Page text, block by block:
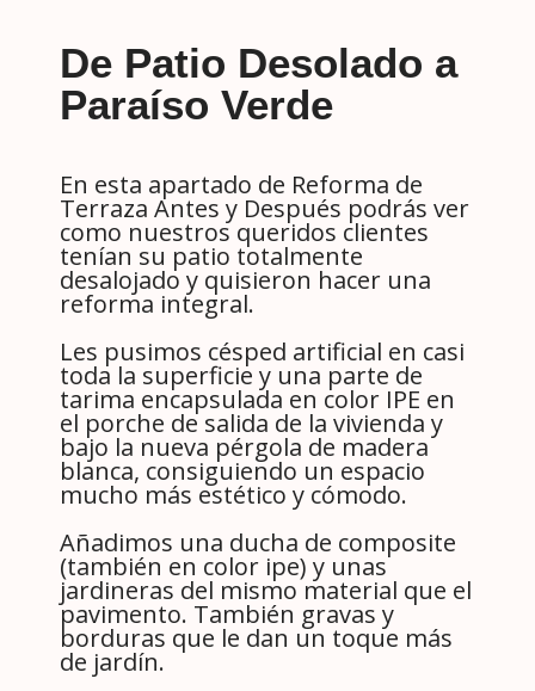
De Patio Desolado a
Paraíso Verde
En esta apartado de Reforma de
Terraza Antes y Después podrás ver
como nuestros queridos clientes
tenían su patio totalmente
desalojado y quisieron hacer una
reforma integral.
Les pusimos césped artificial en casi
toda la superficie y una parte de
tarima encapsulada en color IPE en
el porche de salida de la vivienda y
bajo la nueva pérgola de madera
blanca, consiguiendo un espacio
mucho más estético y cómodo.
Añadimos una ducha de composite
(también en color ipe) y unas
jardineras del mismo material que el
pavimento. También gravas y
borduras que le dan un toque más
de jardín.